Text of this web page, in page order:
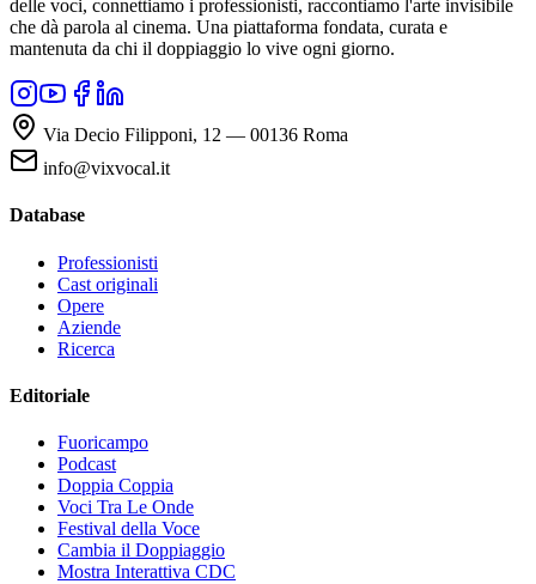
delle voci, connettiamo i professionisti, raccontiamo l'arte invisibile
che dà parola al cinema. Una piattaforma fondata, curata e
mantenuta da chi il doppiaggio lo vive ogni giorno.
Via Decio Filipponi, 12 — 00136 Roma
info@vixvocal.it
Database
Professionisti
Cast originali
Opere
Aziende
Ricerca
Editoriale
Fuoricampo
Podcast
Doppia Coppia
Voci Tra Le Onde
Festival della Voce
Cambia il Doppiaggio
Mostra Interattiva CDC